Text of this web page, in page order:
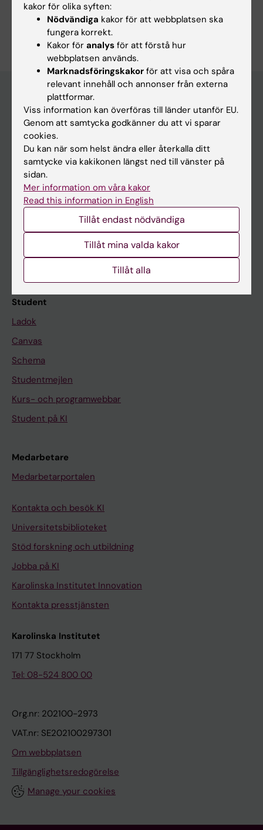
Är du Julia Burlin?
Redigera din profil
Huvudmeny
Utbildning
Forskarutbildning
Forskning
Om KI
På gång
Student
Ladok
Canvas
Schema
Studentmejlen
Kurs- och programwebbar
Student på KI
Medarbetare
Medarbetarportalen
Kontakta och besök KI
Universitetsbiblioteket
Stöd forskning och utbildning
Jobba på KI
Karolinska Institutet Innovation
Kontakta presstjänsten
Karolinska Institutet
171 77 Stockholm
Tel: 08-524 800 00
Org.nr: 202100-2973
VAT.nr: SE202100297301
Om webbplatsen
Tillgänglighetsredogörelse
Manage your cookies
kakor för olika syften:
Nödvändiga kakor för att webbplatsen ska
fungera korrekt.
Kakor för analys för att förstå hur
webbplatsen används.
Marknadsföringskakor för att visa och spåra
relevant innehåll och annonser från externa
plattformar.
Viss information kan överföras till länder utanför EU.
Genom att samtycka godkänner du att vi sparar
cookies.
Du kan när som helst ändra eller återkalla ditt
samtycke via kakikonen längst ned till vänster på
sidan.
Mer information om våra kakor
Read this information in English
Tillåt endast nödvändiga
Tillåt mina valda kakor
Tillåt alla